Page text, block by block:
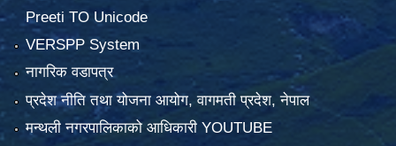
Preeti TO Unicode
VERSPP System
नागरिक वडापत्र
प्रदेश नीति तथा योजना आयोग, वागमती प्रदेश, नेपाल
मन्थली नगरपालिकाको आधिकारी YOUTUBE